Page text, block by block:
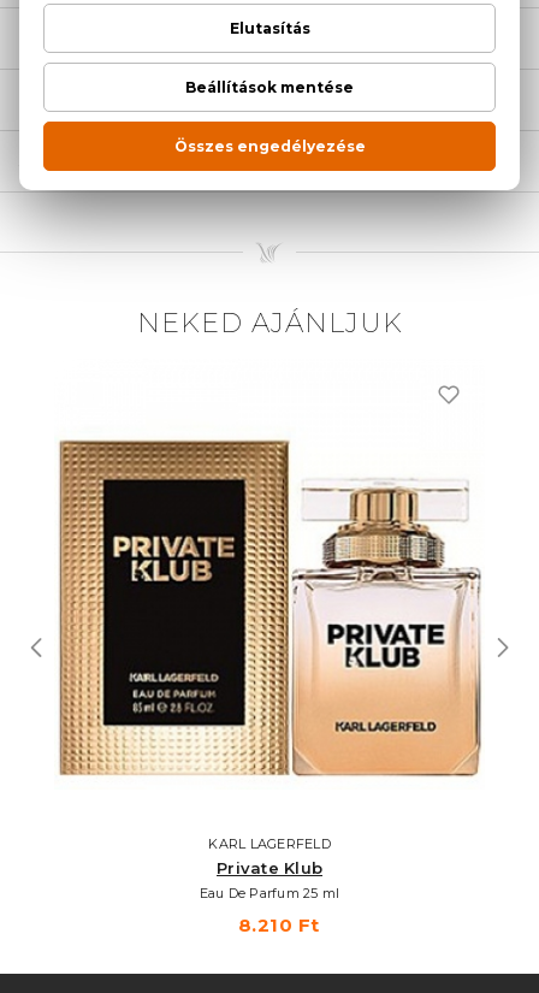
NEKED AJÁNLJUK
KARL LAGERFELD
Private Klub
Eau De Parfum 25 ml
8.210 Ft